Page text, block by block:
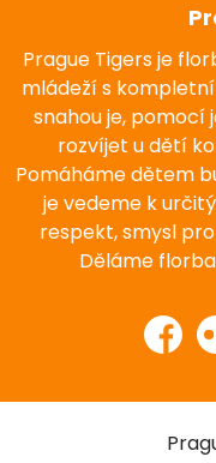
Prague Tigers je
mládeží s kompletní
snahou je,
rozvíjet u dětí
Pomáháme dětem
je vedeme k
respekt, smysl
Děláme